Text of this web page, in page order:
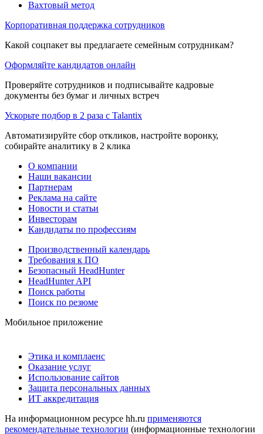
Вахтовый метод
Корпоративная поддержка сотрудников
Какой соцпакет вы предлагаете семейным сотрудникам?
Оформляйте кандидатов онлайн
Проверяйте сотрудников и подписывайте кадровые
документы без бумаг и личных встреч
Ускорьте подбор в 2 раза с Talantix
Автоматизируйте сбор откликов, настройте воронку,
собирайте аналитику в 2 клика
О компании
Наши вакансии
Партнерам
Реклама на сайте
Новости и статьи
Инвесторам
Кандидаты по профессиям
Производственный календарь
Требования к ПО
Безопасный HeadHunter
HeadHunter API
Поиск работы
Поиск по резюме
Мобильное приложение
Этика и комплаенс
Оказание услуг
Использование сайтов
Защита персональных данных
ИТ аккредитация
На информационном ресурсе hh.ru применяются
рекомендательные технологии (информационные технологии